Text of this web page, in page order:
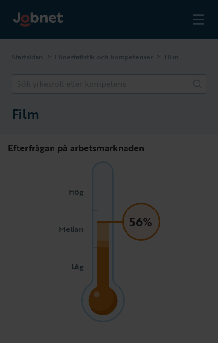
Startsidan > Lönestatistik och kompetenser > Film
Film
Efterfrågan på arbetsmarknaden
Hög
Mellan
Låg
56%